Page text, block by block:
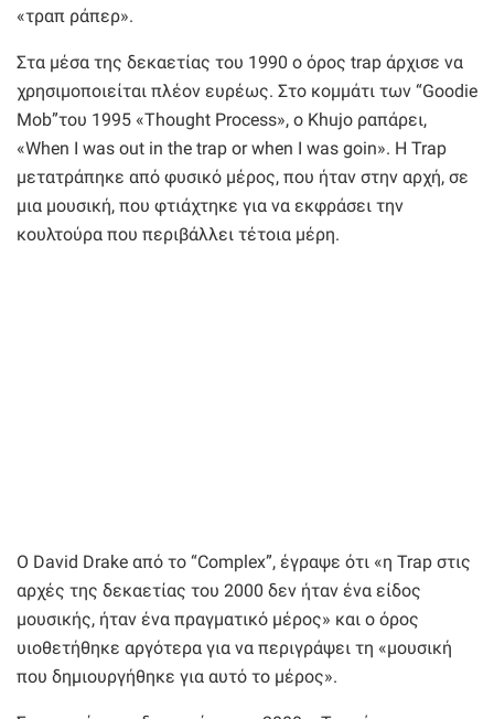
«τραπ ράπερ».
Στα μέσα της δεκαετίας του 1990 ο όρος trap άρχισε να
χρησιμοποιείται πλέον ευρέως. Στο κομμάτι των “Goodie
Mob”του 1995 «Thought Process», ο Khujo ραπάρει,
«When I was out in the trap or when I was goin». Η Trap
μετατράπηκε από φυσικό μέρος, που ήταν στην αρχή, σε
μια μουσική, που φτιάχτηκε για να εκφράσει την
κουλτούρα που περιβάλλει τέτοια μέρη.
Ο David Drake από το “Complex”, έγραψε ότι «η Trap στις
αρχές της δεκαετίας του 2000 δεν ήταν ένα είδος
μουσικής, ήταν ένα πραγματικό μέρος» και ο όρος
υιοθετήθηκε αργότερα για να περιγράψει τη «μουσική
που δημιουργήθηκε για αυτό το μέρος».